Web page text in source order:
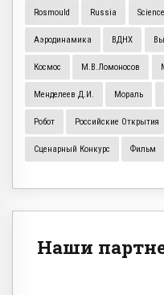
Rosmould Russia Science
Аэродинамика ВДНХ
Космос М.В.Ломоносов
Менделеев Д.И. Мораль
Робот Российские Открытия
Сценарный Конкурс Фильм
Наши